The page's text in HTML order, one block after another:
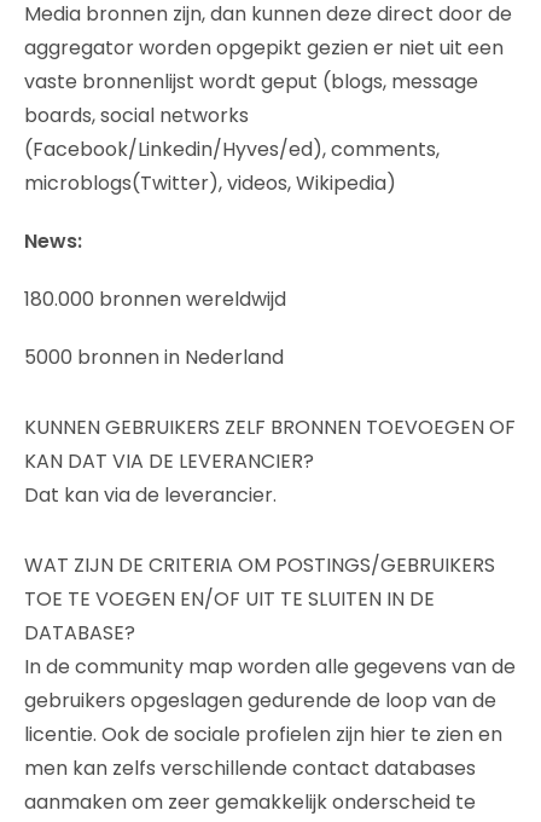
Media bronnen zijn, dan kunnen deze direct door de
aggregator worden opgepikt gezien er niet uit een
vaste bronnenlijst wordt geput (blogs, message
boards, social networks
(Facebook/Linkedin/Hyves/ed), comments,
microblogs(Twitter), videos, Wikipedia)
News:
180.000 bronnen wereldwijd
5000 bronnen in Nederland
KUNNEN GEBRUIKERS ZELF BRONNEN TOEVOEGEN OF
KAN DAT VIA DE LEVERANCIER?
Dat kan via de leverancier.
WAT ZIJN DE CRITERIA OM POSTINGS/GEBRUIKERS
TOE TE VOEGEN EN/OF UIT TE SLUITEN IN DE
DATABASE?
In de community map worden alle gegevens van de
gebruikers opgeslagen gedurende de loop van de
licentie. Ook de sociale profielen zijn hier te zien en
men kan zelfs verschillende contact databases
aanmaken om zeer gemakkelijk onderscheid te